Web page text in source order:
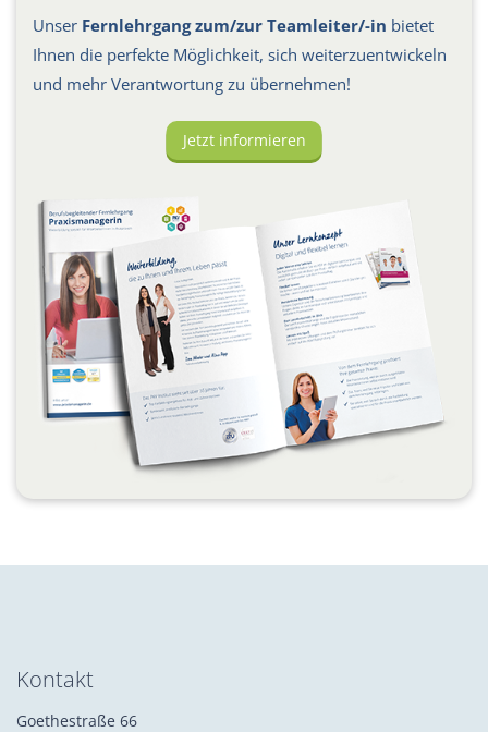
Unser Fernlehrgang zum/zur Teamleiter/-in bietet
Ihnen die perfekte Möglichkeit, sich weiterzuentwickeln
und mehr Verantwortung zu übernehmen!
Jetzt informieren
Kontakt
Goethestraße 66